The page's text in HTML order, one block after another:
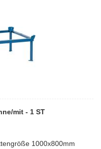
mit - 1 ST
1000x800mm